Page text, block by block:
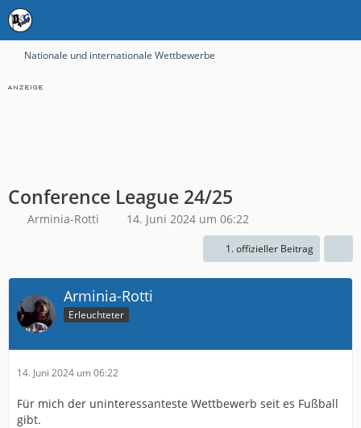
Nationale und internationale Wettbewerbe
Conference League 24/25
Arminia-Rotti 14. Juni 2024 um 06:22
1. offizieller Beitrag
Arminia-Rotti
Erleuchteter
14. Juni 2024 um 06:22
Für mich der uninteressanteste Wettbewerb seit es Fußball
gibt.